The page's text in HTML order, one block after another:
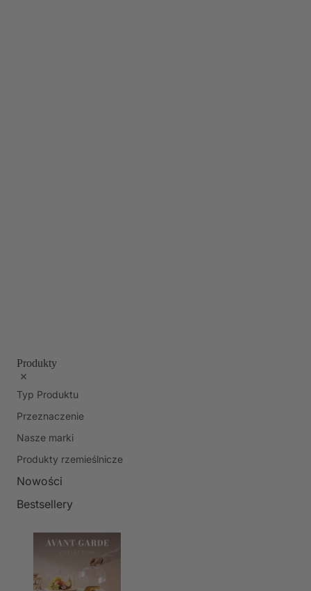
Produkty
Typ Produktu
Przeznaczenie
Nasze marki
Produkty rzemieślnicze
Nowości
Bestsellery